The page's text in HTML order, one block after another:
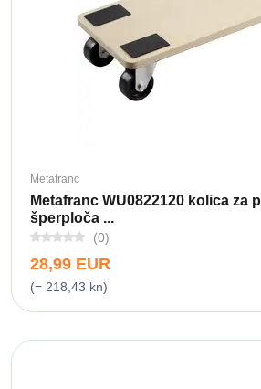
Metafranc
Metafranc WU0822120 kolica za
šperploča ...
(0)
28,99 EUR
(= 218,43 kn)